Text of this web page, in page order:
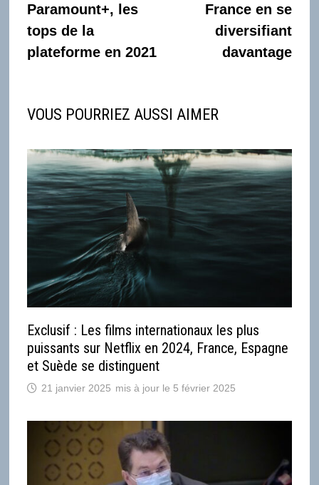
Paramount+, les
tops de la
plateforme en 2021
France en se
diversifiant
davantage
VOUS POURRIEZ AUSSI AIMER
Exclusif : Les films internationaux les plus
puissants sur Netflix en 2024, France, Espagne
et Suède se distinguent
21 janvier 2025 5 février 2025